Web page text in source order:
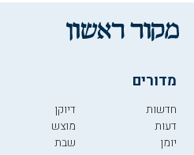
מדורים
חדשות
דעות
יומן
דיוקן
מוצש
שבת